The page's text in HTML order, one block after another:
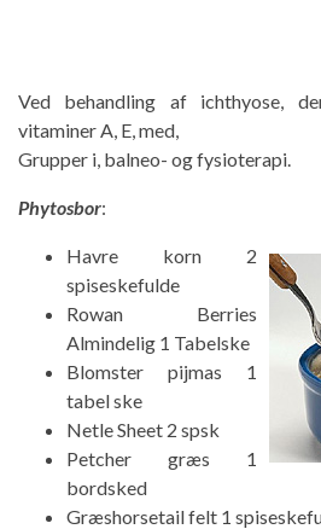
Ved behandling af ichthyose,
vitaminer A, E, med,
Grupper i, balneo- og fysioterapi.
Phytosbor:
Havre korn 2
spiseskefulde
Rowan Berries
Almindelig 1 Tabelske
Blomster pijmas 1
tabel ske
Netle Sheet 2 spsk
Petcher græs 1
bordsked
Græshorsetail felt 1